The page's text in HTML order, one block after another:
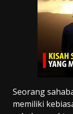
Seorang
memiliki